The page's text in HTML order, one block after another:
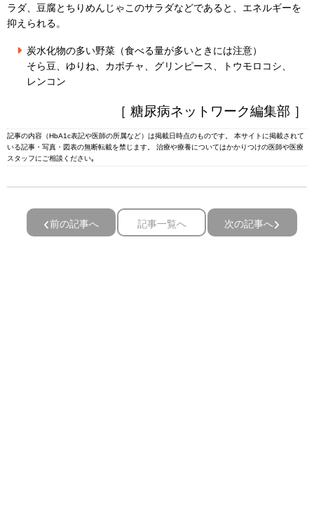
ラダ、豆腐とちりめんじゃこのサラダなどであると、エネルギーを
抑えられる。
炭水化物の多い野菜（食べる量が多いときには注意）
そら豆、ゆりね、カボチャ、グリンピース、トウモロコシ、
レンコン
［ 糖尿病ネットワーク編集部 ］
記事の内容（HbA1c表記や医師の所属など）は掲載日時点のものです。 本サイトに掲載されて
いる記事・写真・図表の無断転載を禁じます。 治療や療養についてはかかりつけの医師や医療
スタッフにご相談ください｡
前の記事へ 記事一覧へ 次の記事へ